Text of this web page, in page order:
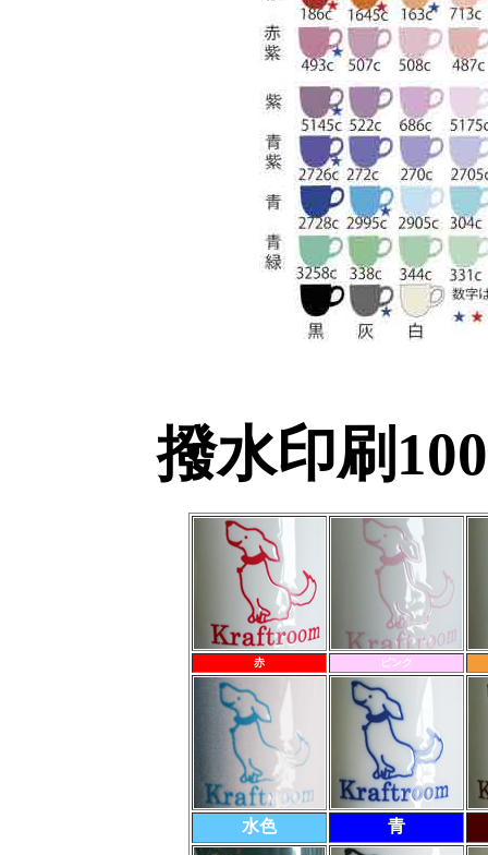
撥水印刷
赤 ピンク
水色 青